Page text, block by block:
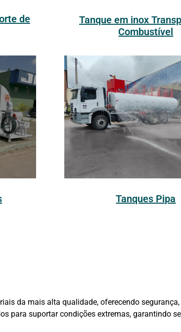
de
Tanque em inox
Combustível
Tanques Pipa
da mais alta qualidade, oferecendo
para suportar condições extremas, garantindo